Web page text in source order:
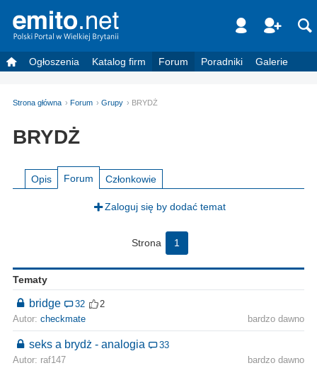
Ogłoszenia Katalog firm Forum Poradniki Galerie
Strona główna Forum Grupy BRYDŻ
BRYDŻ
Opis Forum Członkowie
Zaloguj się by dodać temat
Strona 1
Tematy
bridge 32
2
Autor: checkmate bardzo dawno
seks a brydż - analogia
33
Autor: raf147
bardzo dawno